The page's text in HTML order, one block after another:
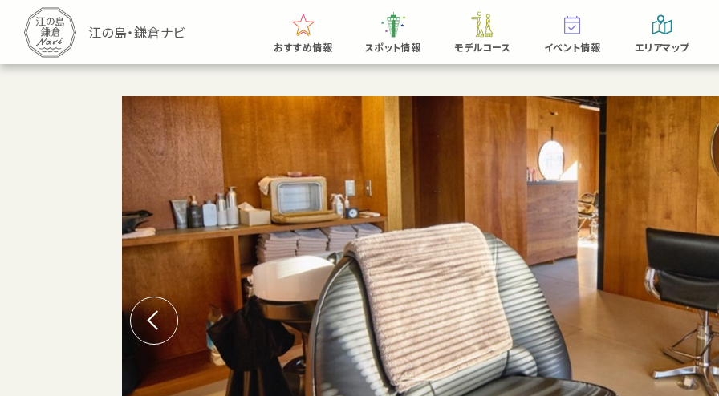
おすすめ情報 スポット情報 モデルコース イベント情報 エリアマップ